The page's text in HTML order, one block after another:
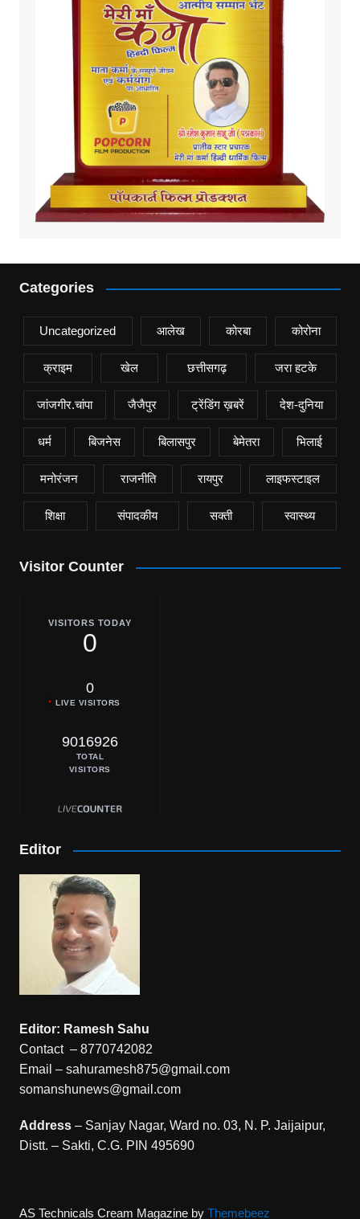
Categories
Uncategorized आलेख कोरबा कोरोना
क्राइम खेल छत्तीसगढ़ जरा हटके
जांजगीर.चांपा जैजैपुर ट्रेंडिंग ख़बरें देश-दुनिया
धर्म बिजनेस बिलासपुर बेमेतरा भिलाई
मनोरंजन राजनीति रायपुर लाइफस्टाइल
शिक्षा संपादकीय सक्ती स्वास्थ्य
Visitor Counter
VISITORS TODAY
0
0
LIVE VISITORS
9016926
TOTAL
VISITORS
Editor
Editor: Ramesh Sahu
Contact – 8770742082
Email – sahuramesh875@gmail.com
somanshunews@gmail.com
Address– Sanjay Nagar, Ward no. 03, N. P. Jaijaipur,
Distt. – Sakti, C.G. PIN 495690
AS Technicals Cream Magazine by Themebeez